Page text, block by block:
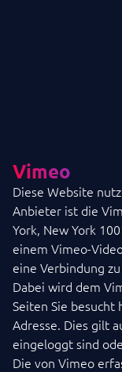
Vimeo
Diese Website
Anbieter ist die
York, New York
einem Vimeo-
eine Verbindung
Dabei wird dem
Seiten Sie besucht
Adresse. Dies gilt
eingeloggt sind
Die von Vimeo